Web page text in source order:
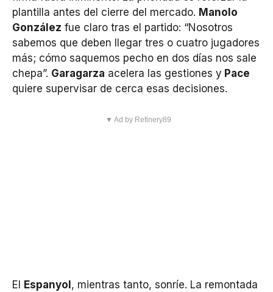
plantilla antes del cierre del mercado. Manolo
González fue claro tras el partido: “Nosotros
sabemos que deben llegar tres o cuatro jugadores
más; cómo saquemos pecho en dos días nos sale
chepa”. Garagarza acelera las gestiones y Pace
quiere supervisar de cerca esas decisiones.
▼ Ad by Refinery89
El Espanyol, mientras tanto, sonríe. La remontada